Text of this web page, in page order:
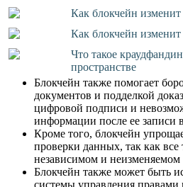
Как блокчейн
Как блокчейн
Что такое
пространстве
Блокчейн также помогает
документов и подделкой
цифровой подписи и
информации после ее записи
Кроме того, блокчейн
проверки данных, так как все
независимом и неизменяемом
Блокчейн также может быть
системы управления правами